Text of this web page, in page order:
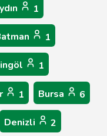
1
1
1
1 Bursa 6
Denizli 2